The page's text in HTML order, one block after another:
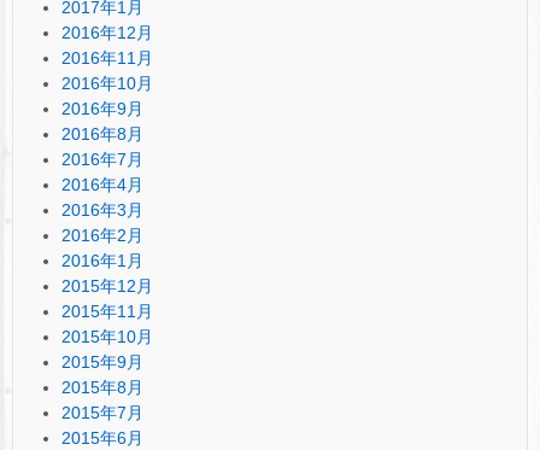
2017年1月
2016年12月
2016年11月
2016年10月
2016年9月
2016年8月
2016年7月
2016年4月
2016年3月
2016年2月
2016年1月
2015年12月
2015年11月
2015年10月
2015年9月
2015年8月
2015年7月
2015年6月